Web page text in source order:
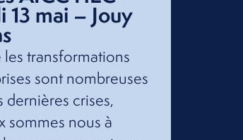
13 mai – Jouy
transformations
sont nombreuses
dernières crises,
sommes nous à